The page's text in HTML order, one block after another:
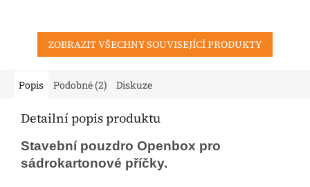
ZOBRAZIT VŠECHNY SOUVISEJÍCÍ PRODUKTY
Popis Podobné (2) Diskuze
Detailní popis produktu
Stavební pouzdro Openbox pro
sádrokartonové příčky.